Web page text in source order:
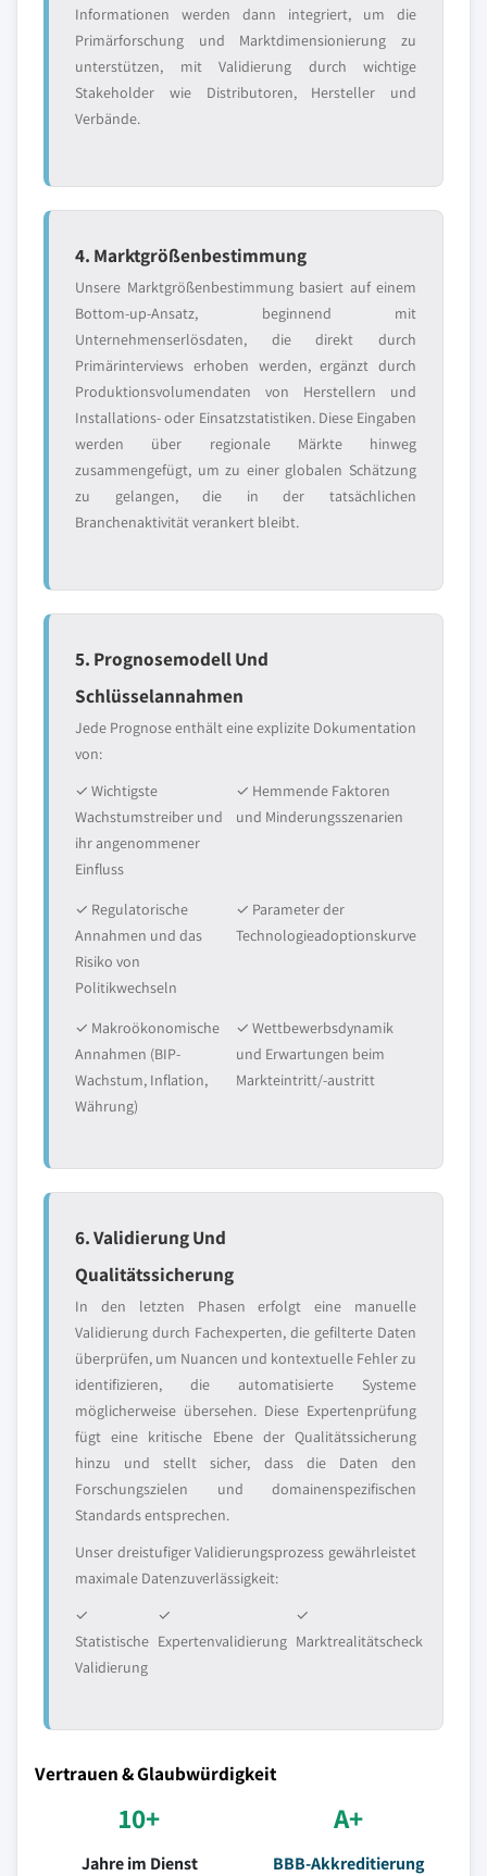
Informationen werden dann integriert, um die
Primärforschung und Marktdimensionierung zu
unterstützen, mit Validierung durch wichtige
Stakeholder wie Distributoren, Hersteller und
Verbände.
4. Marktgrößenbestimmung
Unsere Marktgrößenbestimmung basiert auf einem
Bottom-up-Ansatz, beginnend mit
Unternehmenserlösdaten, die direkt durch
Primärinterviews erhoben werden, ergänzt durch
Produktionsvolumendaten von Herstellern und
Installations- oder Einsatzstatistiken. Diese Eingaben
werden über regionale Märkte hinweg
zusammengefügt, um zu einer globalen Schätzung
zu gelangen, die in der tatsächlichen
Branchenaktivität verankert bleibt.
5. Prognosemodell Und
Schlüsselannahmen
Jede Prognose enthält eine explizite Dokumentation
von:
✓ Wichtigste
Wachstumstreiber und
ihr angenommener
Einfluss
✓ Hemmende Faktoren
und Minderungsszenarien
✓ Regulatorische
Annahmen und das
Risiko von
Politikwechseln
✓ Parameter der
Technologieadoptionskurve
✓ Makroökonomische
Annahmen (BIP-
Wachstum, Inflation,
Währung)
✓ Wettbewerbsdynamik
und Erwartungen beim
Markteintritt/-austritt
6. Validierung Und
Qualitätssicherung
In den letzten Phasen erfolgt eine manuelle
Validierung durch Fachexperten, die gefilterte Daten
überprüfen, um Nuancen und kontextuelle Fehler zu
identifizieren, die automatisierte Systeme
möglicherweise übersehen. Diese Expertenprüfung
fügt eine kritische Ebene der Qualitätssicherung
hinzu und stellt sicher, dass die Daten den
Forschungszielen und domainenspezifischen
Standards entsprechen.
Unser dreistufiger Validierungsprozess gewährleistet
maximale Datenzuverlässigkeit:
✓
Statistische
Validierung
✓
Expertenvalidierung
✓
Marktrealitätscheck
Vertrauen & Glaubwürdigkeit
10+
Jahre im Dienst
A+
BBB-Akkreditierung